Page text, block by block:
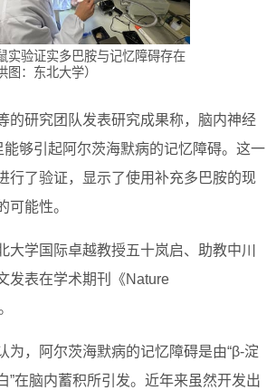
实验证实多巴胺与记忆障碍存在
图：东北大学）
的研究团队发表研究成果称，脑内神经
能够引起阿尔茨海默病的记忆障碍。这一
行了验证，显示了使用补充多巴胺的现
可能性。
大学国际卓越教授五十岚启、助教中川
发表在学术期刊《Nature
为，阿尔茨海默病的记忆障碍是由“β-淀
”在脑内蓄积所引发。近年来虽然开发出